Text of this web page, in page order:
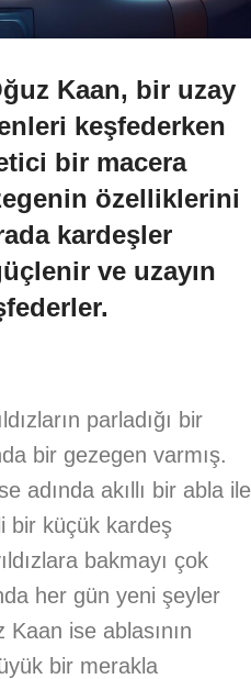
Kaan, bir uzay
keşfederken
bir macera
özelliklerini
kardeşler
ve uzayın
parladığı bir
bir gezegen varmış.
adında akıllı bir abla ile
bir küçük kardeş
bakmayı çok
her gün yeni şeyler
ise ablasının
bir merakla